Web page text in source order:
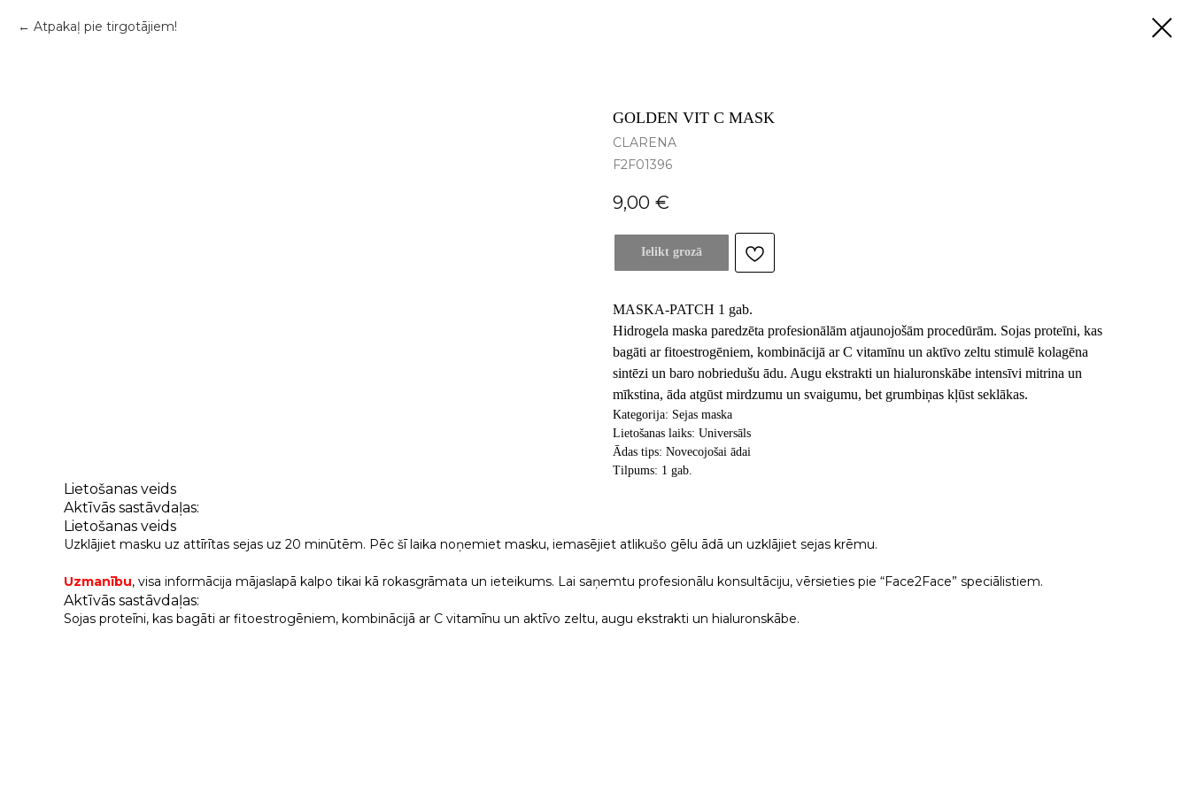
Atpakaļ pie tirgotājiem!
GOLDEN VIT C MASK
CLARENA
F2F01396
9,00 €
Ielikt grozā
MASKA-PATCH 1 gab.
Hidrogela maska paredzēta profesionālām atjaunojošām procedūrām. Sojas proteīni, kas
bagāti ar fitoestrogēniem, kombinācijā ar C vitamīnu un aktīvo zeltu stimulē kolagēna
sintēzi un baro nobriedušu ādu. Augu ekstrakti un hialuronskābe intensīvi mitrina un
mīkstina, āda atgūst mirdzumu un svaigumu, bet grumbiņas kļūst seklākas.
Kategorija: Sejas maska
Lietošanas laiks: Universāls
Ādas tips: Novecojošai ādai
Tilpums: 1 gab.
Lietošanas veids
Aktīvās sastāvdaļas:
Lietošanas veids
Uzklājiet masku uz attīrītas sejas uz 20 minūtēm. Pēc šī laika noņemiet masku, iemasējiet atlikušo gēlu ādā un uzklājiet sejas krēmu.
Uzmanību, visa informācija mājaslapā kalpo tikai kā rokasgrāmata un ieteikums. Lai saņemtu profesionālu konsultāciju, vērsieties pie “Face2Face” speciālistiem.
Aktīvās sastāvdaļas:
Sojas proteīni, kas bagāti ar fitoestrogēniem, kombinācijā ar C vitamīnu un aktīvo zeltu, augu ekstrakti un hialuronskābe.